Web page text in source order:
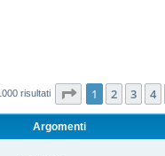
risultati Pagina di 20
1 2 3 4
Argomenti